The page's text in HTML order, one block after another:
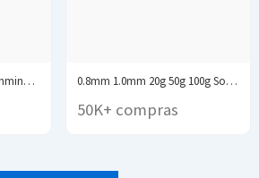
Silicone Earplugs for Swimming Sleep Noise Cancel Noise... 0.8mm 1.0mm 20g 50g 100g Soldering Tin Wire...
50K+ compras